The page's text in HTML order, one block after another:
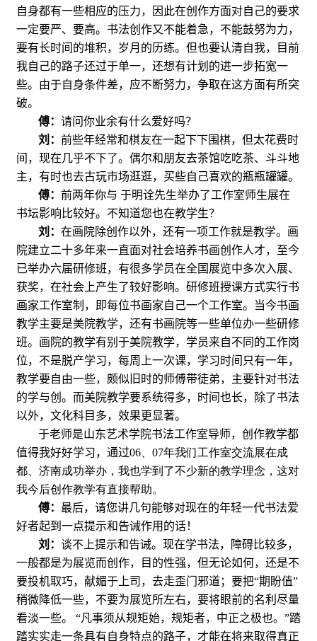
自身都有一些相应的压力，因此在创作方面对自己的要求
一定要严、要高。书法创作又不能着急，不能鼓努为力，
要有长时间的堆积，岁月的历练。但也要认清自我，目前
我自己的路子还过于单一，还想有计划的进一步拓宽一
些。由于自身条件差，应不断努力，争取在这方面有所突
破。
傅：请问你业余有什么爱好吗？
刘：前些年经常和棋友在一起下下围棋，但太花费时
间，现在几乎不下了。偶尔和朋友去茶馆吃吃茶、斗斗地
主，有时也去古玩市场逛逛，买些自己喜欢的瓶瓶罐罐。
傅：前两年你与于明诠先生举办了工作室师生展在
书坛影响比较好。不知道您也在教学生？
刘：在画院除创作以外，还有一项工作就是教学。画
院建立二十多年来一直面对社会培养书画创作人才，至今
已举办六届研修班，有很多学员在全国展览中多次入展、
获奖，在社会上产生了较好影响。研修班授课方式实行书
画家工作室制，即每位书画家自己一个工作室。当今书画
教学主要是美院教学，还有书画院等一些单位办一些研修
班。画院的教学有别于美院教学，学员来自不同的工作岗
位，不是脱产学习，每周上一次课，学习时间只有一年，
教学要自由一些，颇似旧时的师傅带徒弟，主要针对书法
的学与创。而美院教学要系统得多，时间也长，除了书法
以外，文化科目多，效果更显著。
于老师是山东艺术学院书法工作室导师，创作教学都
值得我好好学习，通过06 07年我们工作室交流展在成
都、济南成功举办，我也学到了不少新的教学理念，这对
我今后创作教学有直接帮助。
傅：最后，请您讲几句能够对现在的年轻一代书法爱
好者起到一点提示和告诫作用的话！
刘：谈不上提示和告诫。现在学书法，障碍比较多，
一般都是为展览而创作，目的性强，但无论如何，还是不
要投机取巧，献媚于上司，去走歪门邪道；要把“期盼值”
稍微降低一些，不要为展览所左右，要将眼前的名利尽量
看淡一些。
“凡事须从规矩始，规矩者，中正之极也。”踏
踏实实走一条具有自身特点的路子，才能在将来取得真正